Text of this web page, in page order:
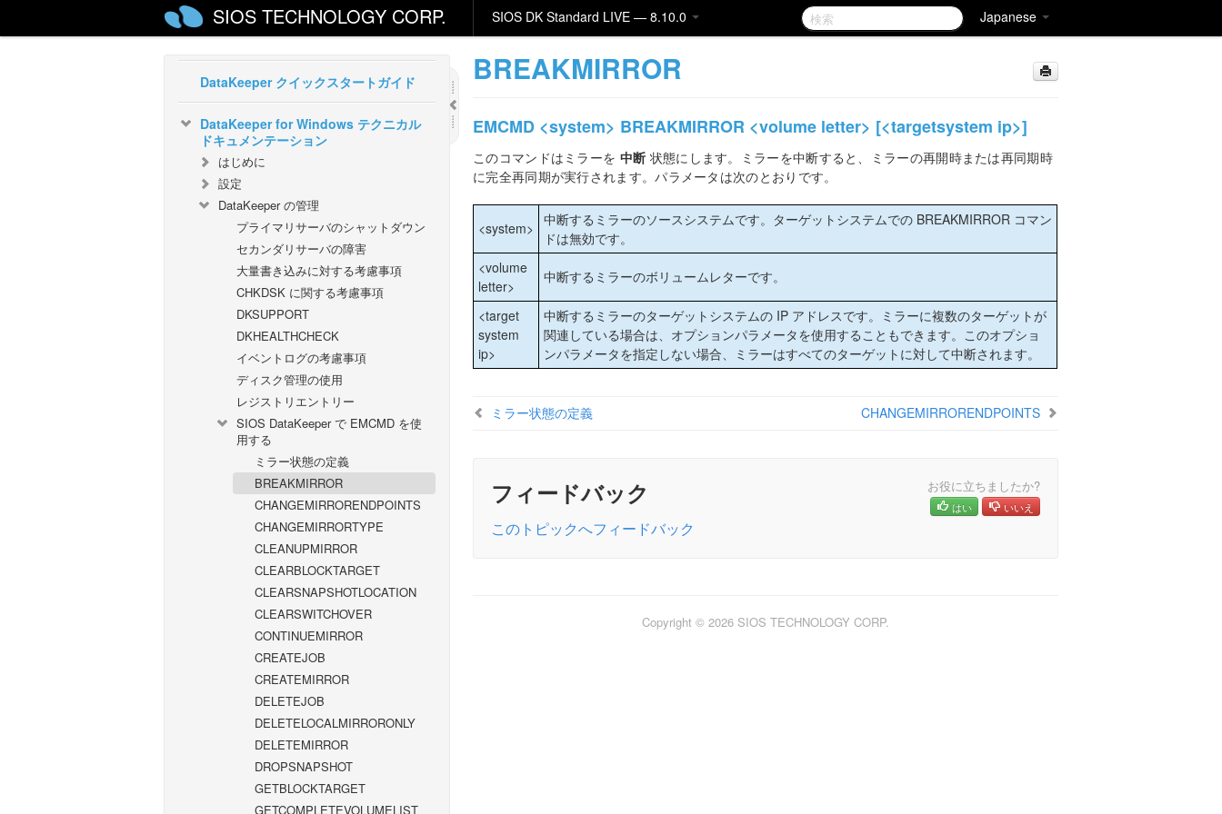
Japanese
SIOS TECHNOLOGY CORP.
SIOS DK Standard LIVE — 8.10.0
SIOS DataKeeper for Windows
DataKeeper クイックスタートガイド
DataKeeper for Windows テクニカル
ドキュメンテーション
はじめに
設定
DataKeeper の管理
プライマリサーバのシャットダウン
セカンダリサーバの障害
大量書き込みに対する考慮事項
CHKDSK に関する考慮事項
DKSUPPORT
DKHEALTHCHECK
イベントログの考慮事項
ディスク管理の使用
レジストリエントリー
SIOS DataKeeper で EMCMD を使
用する
ミラー状態の定義
BREAKMIRROR
CHANGEMIRRORENDPOINTS
CHANGEMIRRORTYPE
CLEANUPMIRROR
CLEARBLOCKTARGET
CLEARSNAPSHOTLOCATION
CLEARSWITCHOVER
CONTINUEMIRROR
CREATEJOB
CREATEMIRROR
DELETEJOB
DELETELOCALMIRRORONLY
DELETEMIRROR
DROPSNAPSHOT
GETBLOCKTARGET
GETCOMPLETEVOLUMELIST
BREAKMIRROR
EMCMD <system> BREAKMIRROR <volume letter> [<targetsystem ip>]
このコマンドはミラーを 中断 状態にします。ミラーを中断すると、ミラーの再開時または再同期時
に完全再同期が実行されます。パラメータは次のとおりです。
<system>
中断するミラーのソースシステムです。ターゲットシステムでの BREAKMIRROR コマン
ドは無効です。
<volume
letter>
中断するミラーのボリュームレターです。
<target
system
ip>
中断するミラーのターゲットシステムの IP アドレスです。ミラーに複数のターゲットが
関連している場合は、オプションパラメータを使用することもできます。このオプショ
ンパラメータを指定しない場合、ミラーはすべてのターゲットに対して中断されます。
ミラー状態の定義 CHANGEMIRRORENDPOINTS
フィードバック お役に立ちましたか?
はい いいえ
このトピックへフィードバック
Copyright © 2026 SIOS TECHNOLOGY CORP.